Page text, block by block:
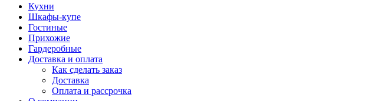
Кухни
Шкафы-купе
Гостиные
Прихожие
Гардеробные
Доставка и оплата
Как сделать заказ
Доставка
Оплата и рассрочка